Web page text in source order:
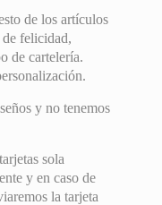
de los artículos
felicidad,
de cartelería.
y no tenemos
sola
y en caso de
la tarjeta